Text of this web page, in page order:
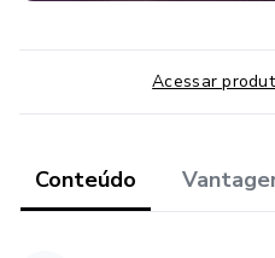
Acessar
Conteúdo